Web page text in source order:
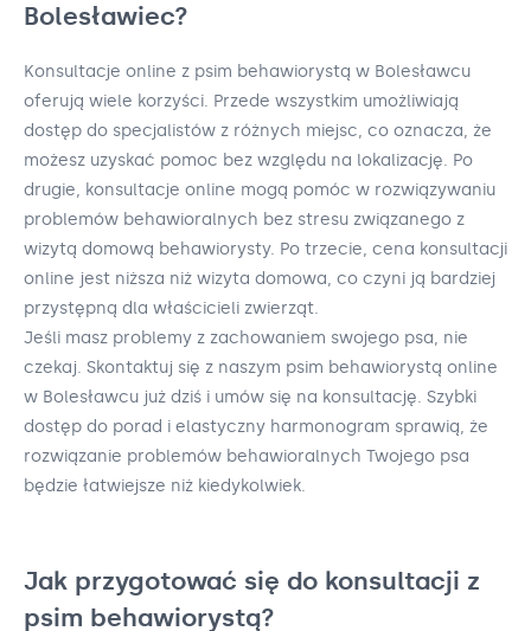
Bolesławiec?
Konsultacje online z psim behawiorystą w Bolesławcu
oferują wiele korzyści. Przede wszystkim umożliwiają
dostęp do specjalistów z różnych miejsc, co oznacza, że
możesz uzyskać pomoc bez względu na lokalizację. Po
drugie, konsultacje online mogą pomóc w rozwiązywaniu
problemów behawioralnych bez stresu związanego z
wizytą domową behawiorysty. Po trzecie, cena konsultacji
online jest niższa niż wizyta domowa, co czyni ją bardziej
przystępną dla właścicieli zwierząt.
Jeśli masz problemy z zachowaniem swojego psa, nie
czekaj. Skontaktuj się z naszym psim behawiorystą online
w Bolesławcu już dziś i umów się na konsultację. Szybki
dostęp do porad i elastyczny harmonogram sprawią, że
rozwiązanie problemów behawioralnych Twojego psa
będzie łatwiejsze niż kiedykolwiek.
Jak przygotować się do konsultacji z
psim behawiorystą?